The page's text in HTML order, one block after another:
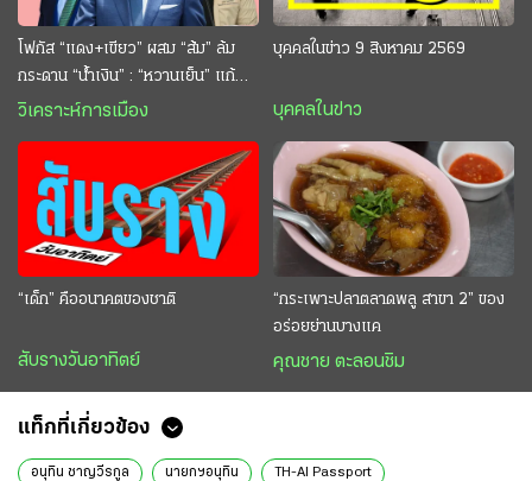
โฟกัส “แดง+เขียว” ผสม “ส้ม” ล้ม
กระดาน “นํ้าเงิน” : “หวานเย็น” แก้
กระหาย “อนุทิน” ดักตีกินสบาย
วิเคราะห์การเมือง
บุคคลในข่าว 9 สิงหาคม 2569
บุคคลในข่าว
“เด็ก” คืออนาคตของชาติ
สับรางวันอาทิตย์
“กระเพาะปลาตลาดพลู สาขา 2” ของ
อร่อยย่านบางแค
คุณชาย ตะลอนชิม
แท็กที่เกี่ยวข้อง
อนุทิน ชาญวีรกูล นายกฯอนุทิน TH-AI Passport